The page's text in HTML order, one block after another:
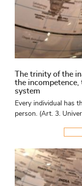
The trinity of the
the
system
Every individual has
person. (Art. 3.